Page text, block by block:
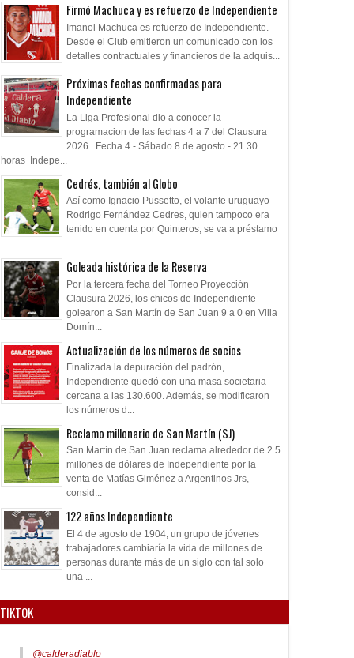
Firmó Machuca y es refuerzo de Independiente
Imanol Machuca es refuerzo de Independiente.
Desde el Club emitieron un comunicado con los
detalles contractuales y financieros de la adquis...
Próximas fechas confirmadas para
Independiente
La Liga Profesional dio a conocer la
programacion de las fechas 4 a 7 del Clausura
2026. Fecha 4 - Sábado 8 de agosto - 21.30
horas Indepe...
Cedrés, también al Globo
Así como Ignacio Pussetto, el volante uruguayo
Rodrigo Fernández Cedres, quien tampoco era
tenido en cuenta por Quinteros, se va a préstamo
...
Goleada histórica de la Reserva
Por la tercera fecha del Torneo Proyección
Clausura 2026, los chicos de Independiente
golearon a San Martín de San Juan 9 a 0 en Villa
Domín...
Actualización de los números de socios
Finalizada la depuración del padrón,
Independiente quedó con una masa societaria
cercana a las 130.600. Además, se modificaron
los números d...
Reclamo millonario de San Martín (SJ)
San Martín de San Juan reclama alrededor de 2.5
millones de dólares de Independiente por la
venta de Matías Giménez a Argentinos Jrs,
consid...
122 años Independiente
El 4 de agosto de 1904, un grupo de jóvenes
trabajadores cambiaría la vida de millones de
personas durante más de un siglo con tal solo
una ...
TIKTOK
@calderadiablo